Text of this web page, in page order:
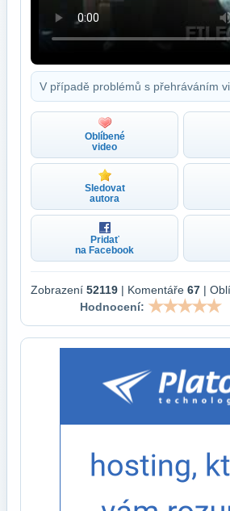
V případě problémů s přehráváním
Oblíbené
video
Sledovat
autora
Pridať
na Facebook
Zobrazení 52119 | Komentáře 67 |
Hodnocení: